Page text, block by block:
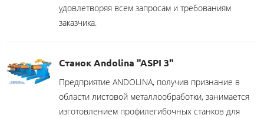
удовлетворяя всем запросам и требованиям
заказчика.
Станок Andolina "ASPI 3"
Предприятие ANDOLINA, получив признание в
области листовой металлообработки, занимается
изготовлением профилегибочных станков для